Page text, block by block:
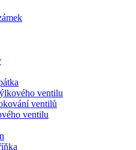
ventilu
ventilů
ventilu